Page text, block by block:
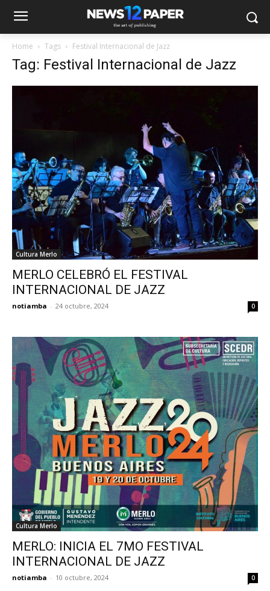
Home Tags Festival Internacional de Jazz
Tag: Festival Internacional de Jazz
Cultura Merlo
MERLO CELEBRÓ EL FESTIVAL
INTERNACIONAL DE JAZZ
notiamba - 24 octubre, 2024 0
Cultura Merlo
MERLO: INICIA EL 7MO FESTIVAL
INTERNACIONAL DE JAZZ
notiamba - 10 octubre, 2024 0